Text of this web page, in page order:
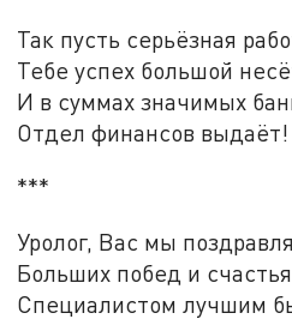
Так пусть серьёзная
Тебе успех большой
И в суммах значимых
Отдел финансов выдаёт!
***
Уролог, Вас мы
Больших побед и
Специалистом лучшим